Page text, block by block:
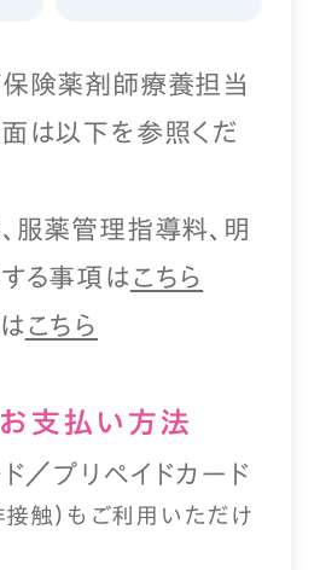
険薬剤師療養担当
は以下を参照くだ
服薬管理指導料、明
る事項は こちら
こちら
⽀払い⽅法
／プリペイドカード
触）もご利⽤いただけ